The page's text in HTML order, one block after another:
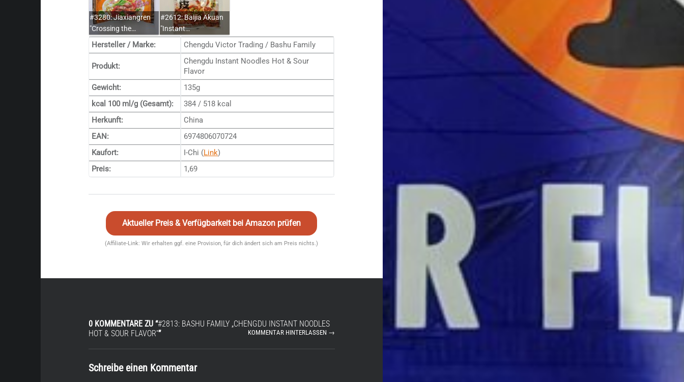
#3280: Jiaxiangren
"Crossing the…
#2612: Baijia Akuan
"Instant…
Hersteller / Marke: Chengdu Victor Trading / Bashu Family
Produkt:
Chengdu Instant Noodles Hot & Sour
Flavor
Gewicht:
135g
kcal 100 ml/g (Gesamt):
384 / 518 kcal
Herkunft:
China
EAN:
6974806070724
Kaufort:
I-Chi (Link)
Preis:
1,69
Aktueller Preis & Verfügbarkeit bei Amazon prüfen
(Affiliate-Link: Wir erhalten ggf. eine Provision, für dich ändert sich am Preis nichts.)
0 KOMMENTARE ZU “#2813: BASHU FAMILY „CHENGDU INSTANT NOODLES
HOT & SOUR FLAVOR“” KOMMENTAR HINTERLASSEN →
Schreibe einen Kommentar